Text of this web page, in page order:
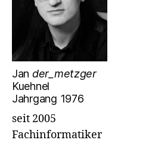
Jan der_metzger
Kuehnel
Jahrgang 1976
seit 2005
Fachinformatiker